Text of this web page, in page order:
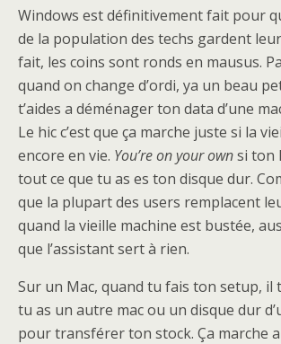
Windows est définitivement fait pour
de la population des techs gardent leur
fait, les coins sont ronds en mausus.
quand on change d’ordi, ya un beau
t’aides a déménager ton data d’une
Le hic c’est que ça marche juste si la
encore en vie. You’re on your ownsi ton
tout ce que tu as es ton disque dur.
que la plupart des users remplacent
quand la vieille machine est bustée,
que l’assistant sert à rien.
Sur un Mac, quand tu fais ton setup, il
tu as un autre mac ou un disque dur
pour transférer ton stock. Ça marche